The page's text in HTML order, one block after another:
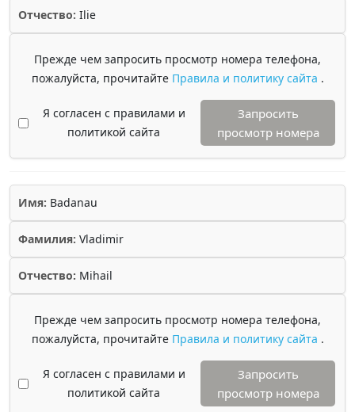
Отчество: Ilie
Прежде чем запросить просмотр номера телефона,
пожалуйста, прочитайте Правила и политику сайта .
Я согласен с правилами и
политикой сайта
Запросить
просмотр номера
Имя: Badanau
Фамилия: Vladimir
Отчество: Mihail
Прежде чем запросить просмотр номера телефона,
пожалуйста, прочитайте Правила и политику сайта .
Я согласен с правилами и
политикой сайта
Запросить
просмотр номера